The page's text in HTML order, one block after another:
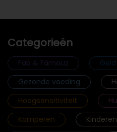
Categorieën
Fab & Famouz Geld
Gezonde voeding
Hoogsensitiviteit
Kamperen
Kinderen